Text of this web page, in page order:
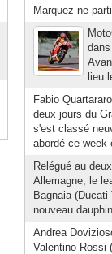
Marquez ne
lieu
Fabio
deux jours du
s'est classé
abordé ce
Relégué au
Allemagne, le
Bagnaia
nouveau
Andrea
Valentino Rossi